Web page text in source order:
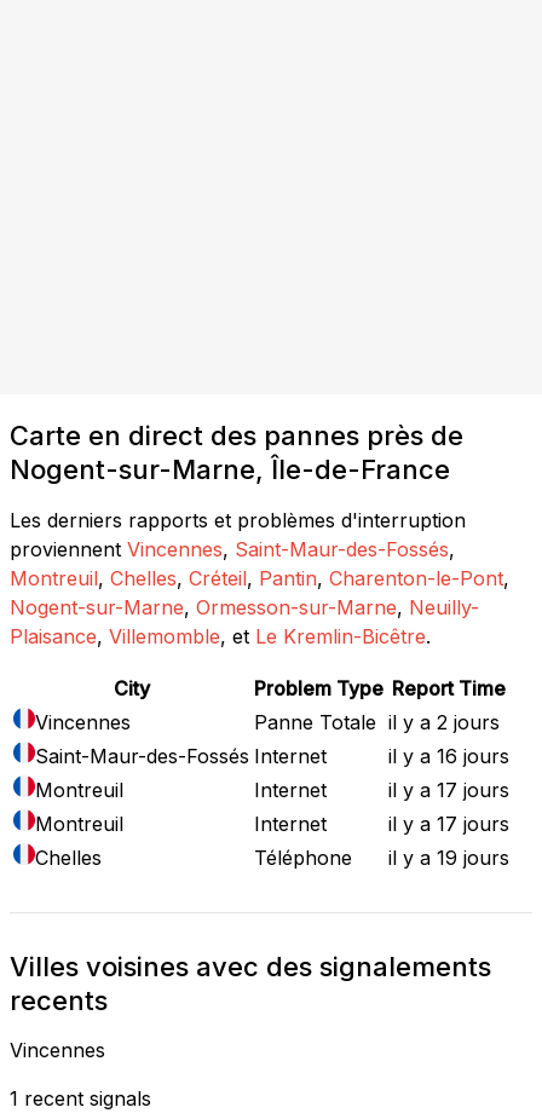
Carte en direct des pannes près de
Nogent-sur-Marne, Île-de-France
Les derniers rapports et problèmes d'interruption
proviennent Vincennes, Saint-Maur-des-Fossés,
Montreuil, Chelles, Créteil, Pantin, Charenton-le-Pont,
Nogent-sur-Marne, Ormesson-sur-Marne, Neuilly-
Plaisance, Villemomble, et Le Kremlin-Bicêtre.
City Problem Type Report Time
Vincennes
Panne Totale il y a 2 jours
Saint-Maur-des-Fossés Internet
il y a 16 jours
Montreuil
Internet
il y a 17 jours
Montreuil
Internet
il y a 17 jours
Chelles
Téléphone il y a 19 jours
Villes voisines avec des signalements
recents
Vincennes
1 recent signals